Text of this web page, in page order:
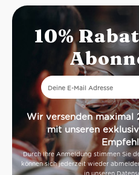
10%
Wir versenden maximal
mit unseren
Durch Ihre Anmeldung stimmen Sie
können sich jederzeit wieder
in unseren